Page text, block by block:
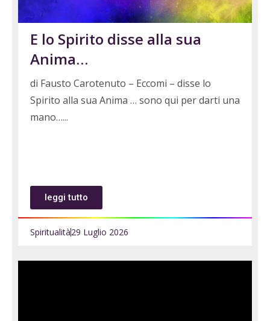
E lo Spirito disse alla sua
Anima…
di Fausto Carotenuto – Eccomi – disse lo
Spirito alla sua Anima … sono qui per darti una
mano…
leggi tutto
Spiritualità29 Luglio 2026